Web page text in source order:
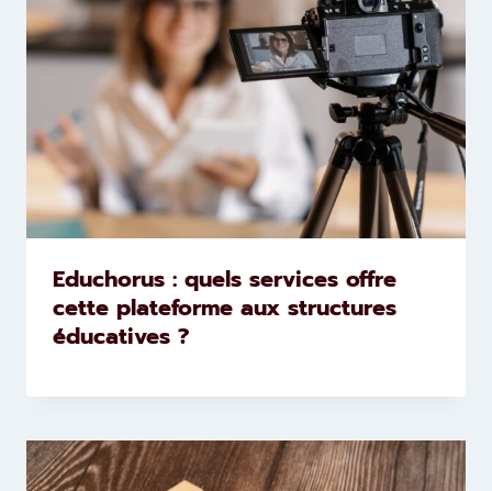
Educhorus : quels services offre
cette plateforme aux structures
éducatives ?